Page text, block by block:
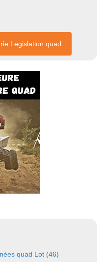
Legislation quad
quad Lot (46)